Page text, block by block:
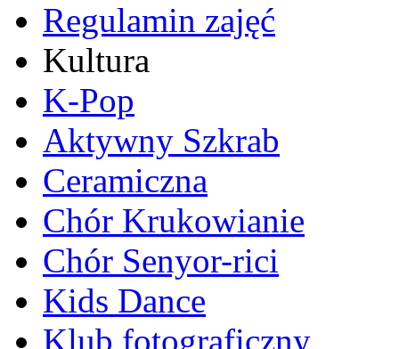
Regulamin zajęć
Kultura
K-Pop
Aktywny Szkrab
Ceramiczna
Chór Krukowianie
Chór Senyor-rici
Kids Dance
Klub fotograficzny